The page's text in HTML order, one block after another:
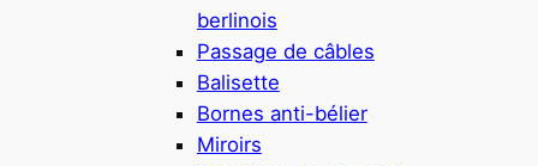
berlinois
Passage de câbles
Balisette
Bornes anti-bélier
Miroirs